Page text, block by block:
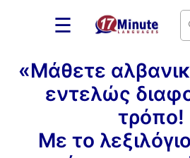
☰
«Μάθετε
εντελώς
τρόπο!
Με το